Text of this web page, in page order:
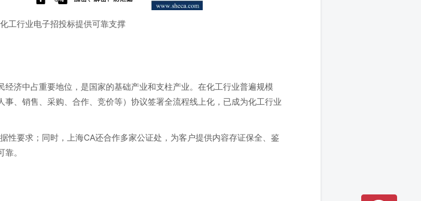
工行业电子招投标提供可靠支撑
济中占重要地位，是国家的基础产业和支柱产业。在化工行业普遍规模
、销售、采购、合作、竞价等）协议签署全流程线上化，已成为化工行业
性要求；同时，上海CA还合作多家公证处，为客户提供内容存证保全、鉴
。